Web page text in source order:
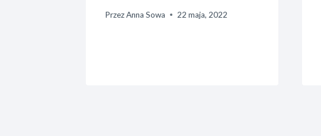
PrzezAnna Sowa 22 maja, 2022